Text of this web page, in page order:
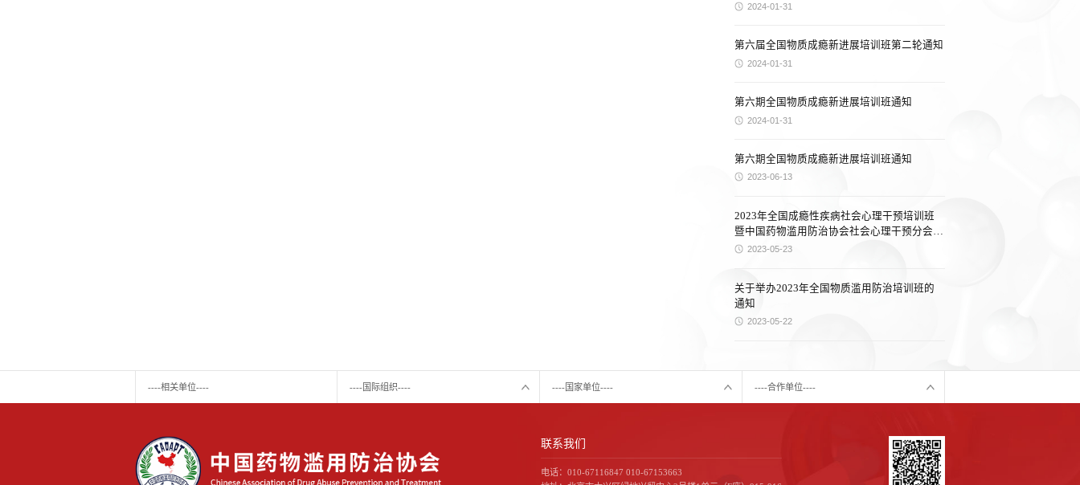
2024-01-31
第六届全国物质成瘾新进展培训班第二轮通知
2024-01-31
第六期全国物质成瘾新进展培训班通知
2024-01-31
第六期全国物质成瘾新进展培训班通知
2023-06-13
2023年全国成瘾性疾病社会心理干预培训班
暨中国药物滥用防治协会社会心理干预分会年
会通知（第二轮）
2023-05-23
关于举办2023年全国物质滥用防治培训班的
通知
2023-05-22
----相关单位---- ----国际组织---- ----国家单位---- ----合作单位----
联系我们
电话：010-67116847 010-67153663